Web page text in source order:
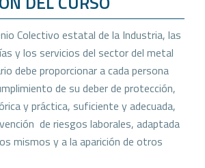
Colectivo estatal de la Industria, las
y los servicios del sector del metal
debe proporcionar a cada persona
de su deber de protección,
y práctica, suficiente y adecuada,
de riesgos laborales, adaptada
mismos y a la aparición de otros